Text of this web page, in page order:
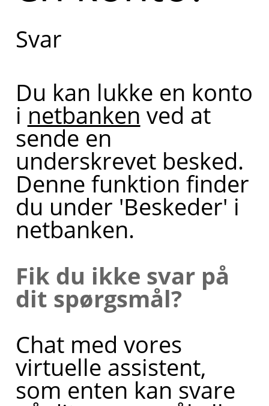
Svar
Du kan lukke en konto
i netbanken ved at
sende en
underskrevet besked.
Denne funktion finder
du under 'Beskeder' i
netbanken.
Fik du ikke svar på
dit spørgsmål?
Chat med vores
virtuelle assistent,
som enten kan svare